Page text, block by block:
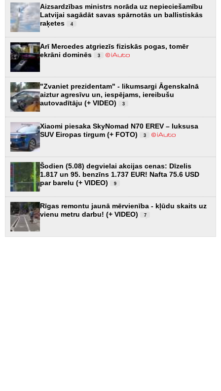
Aizsardzības ministrs norāda uz nepieciešamību
Latvijai sagādāt savas spārnotās un ballistiskās
raķetes
4
Arī Mercedes atgriezīs fiziskās pogas, tomēr
ekrāni dominēs
3
"Zvaniet prezidentam" - likumsargi Āgenskalnā
aiztur agresīvu un, iespējams, iereibušu
autovadītāju (+ VIDEO)
3
Xiaomi piesaka SkyNomad N70 EREV – luksusa
SUV Eiropas tirgum (+ FOTO)
3
Šodien (5.08) degvielai akcijas cenas: Dīzelis
1.817 un 95. benzīns 1.737 EUR! Nafta 75.6 USD
par barelu (+ VIDEO)
9
Rīgas remontu jaunā mērvienība - kļūdu skaits uz
vienu metru darbu! (+ VIDEO)
7